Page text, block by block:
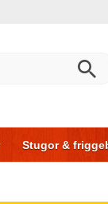
Stugor &